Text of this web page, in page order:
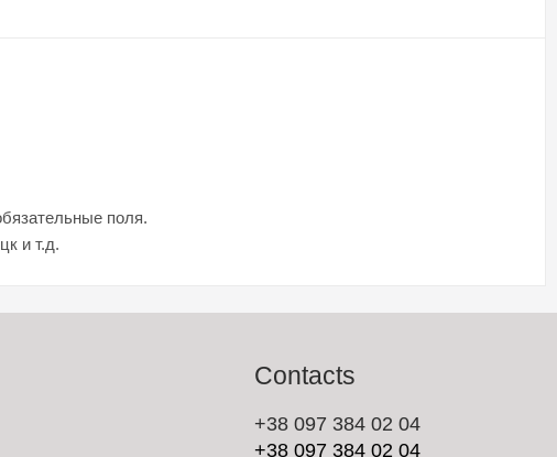
поля.
и т.д.
Contacts
+38 097 384 02 04
+38 097 384 02 04